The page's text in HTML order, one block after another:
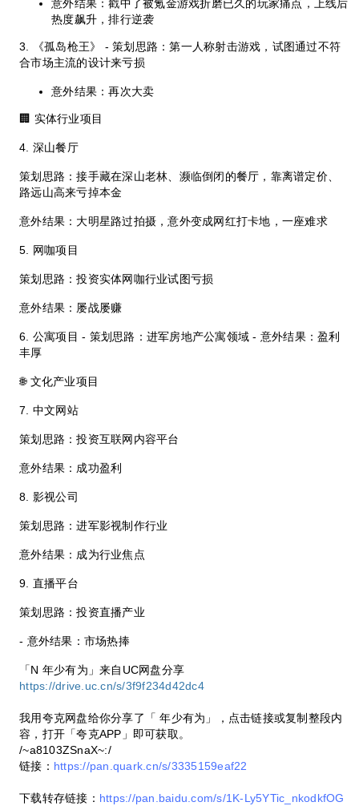
意外结果：戳中了被氪金游戏折磨已久的玩家痛点，上线后
热度飙升，排行逆袭
3. 《孤岛枪王》 - 策划思路：第一人称射击游戏，试图通过不符
合市场主流的设计来亏损
意外结果：再次大卖
🏢 实体行业项目
4. 深山餐厅
策划思路：接手藏在深山老林、濒临倒闭的餐厅，靠离谱定价、
路远山高来亏掉本金
意外结果：大明星路过拍摄，意外变成网红打卡地，一座难求
5. 网咖项目
策划思路：投资实体网咖行业试图亏损
意外结果：屡战屡赚
6. 公寓项目 - 策划思路：进军房地产公寓领域 - 意外结果：盈利
丰厚
🌐 文化产业项目
7. 中文网站
策划思路：投资互联网内容平台
意外结果：成功盈利
8. 影视公司
策划思路：进军影视制作行业
意外结果：成为行业焦点
9. 直播平台
策划思路：投资直播产业
- 意外结果：市场热捧
「N 年少有为」来自UC网盘分享
https://drive.uc.cn/s/3f9f234d42dc4
我用夸克网盘给你分享了「 年少有为」，点击链接或复制整段内
容，打开「夸克APP」即可获取。
/~a8103ZSnaX~:/
链接： https://pan.quark.cn/s/3335159eaf22
下载转存链接： https://pan.baidu.com/s/1K-Ly5YTic_nkodkfOG